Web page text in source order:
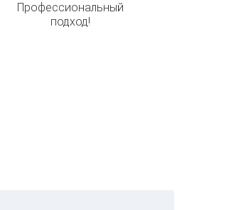
Профессиональный
подход!